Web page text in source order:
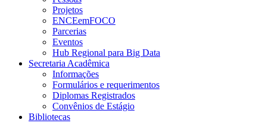
Projetos
ENCEemFOCO
Parcerias
Eventos
Hub Regional para Big Data
Secretaria Acadêmica
Informações
Formulários e requerimentos
Diplomas Registrados
Convênios de Estágio
Bibliotecas